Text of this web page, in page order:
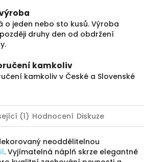
o jeden nebo sto kusů. Výroba
druhy den od obdržení
kamkoliv
kamkoliv v České a Slovenské
(1) Hodnocení Diskuze
neoddělitelnou
. Vyjímatelná náplň skrze elegantně